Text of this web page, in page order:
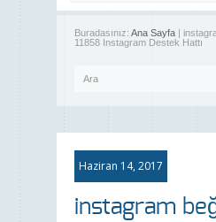
Buradasınız: Ana Sayfa |
11858 Instagram Destek Hattı
Haziran 14, 2017
instagram